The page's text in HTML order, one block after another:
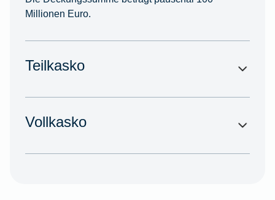
Millionen Euro.
Teilkasko
Vollkasko